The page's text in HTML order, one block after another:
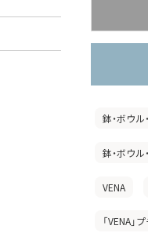
鉢・ボウル
鉢・ボウル
VENA
「VENA」